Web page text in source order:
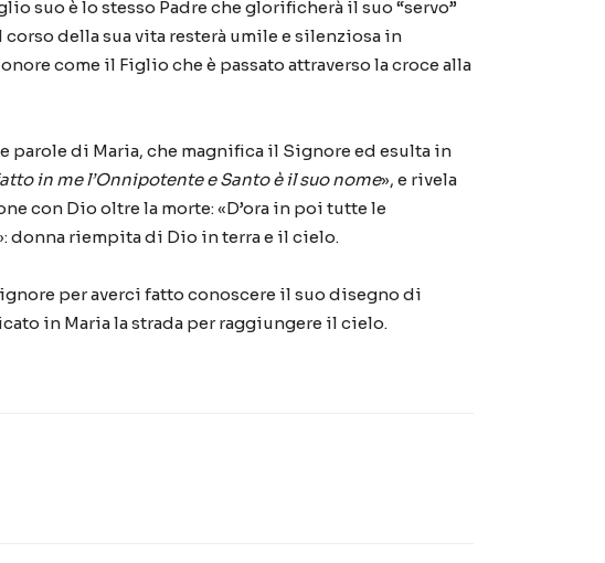
suo è lo stesso Padre che glorificherà il suo “servo”
della sua vita resterà umile e silenziosa in
come il Figlio che è passato attraverso la croce alla
parole di Maria, che magnifica il Signore ed esulta in
in me l’Onnipotente e Santo è il suo nome», e rivela
con Dio oltre la morte: «D’ora in poi tutte le
donna riempita di Dio in terra e il cielo.
per averci fatto conoscere il suo disegno di
in Maria la strada per raggiungere il cielo.